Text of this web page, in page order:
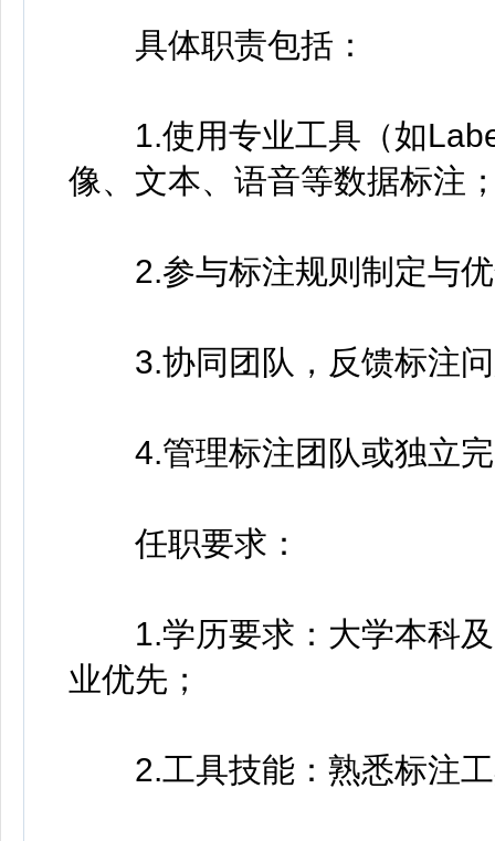
具体职责包括：
1.使用专业工具（如
像、文本、语音等数据标注
2.参与标注规则制定与优
3.协同团队，反馈标注问
4.管理标注团队或独立完
任职要求：
1.学历要求：大学本科及
业优先；
2.工具技能：熟悉标注工